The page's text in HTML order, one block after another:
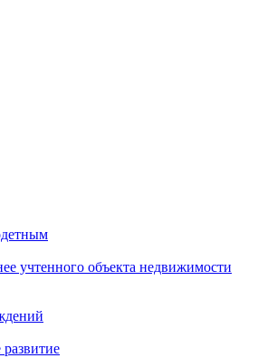
учтенного объекта недвижимости